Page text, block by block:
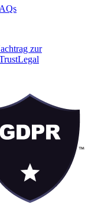
zur
Legal